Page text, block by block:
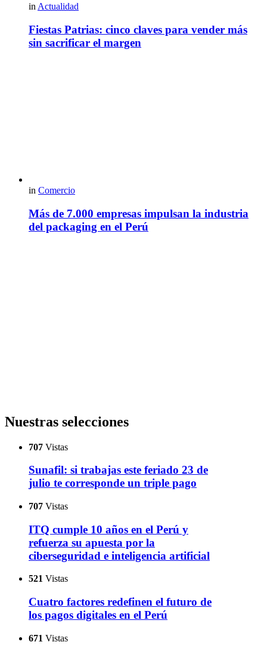
in Actualidad
Fiestas Patrias: cinco claves para vender más
sin sacrificar el margen
in Comercio
Más de 7.000 empresas impulsan la industria
del packaging en el Perú
Nuestras selecciones
707 Vistas
Sunafil: si trabajas este feriado 23 de
julio te corresponde un triple pago
707 Vistas
ITQ cumple 10 años en el Perú y
refuerza su apuesta por la
ciberseguridad e inteligencia artificial
521 Vistas
Cuatro factores redefinen el futuro de
los pagos digitales en el Perú
671 Vistas